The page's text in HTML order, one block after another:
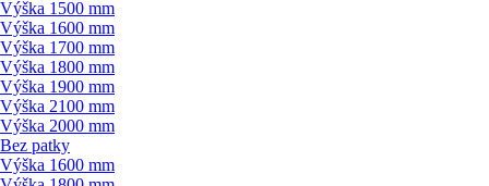
Výška 1500 mm
Výška 1600 mm
Výška 1700 mm
Výška 1800 mm
Výška 1900 mm
Výška 2100 mm
Výška 2000 mm
Bez patky
Výška 1600 mm